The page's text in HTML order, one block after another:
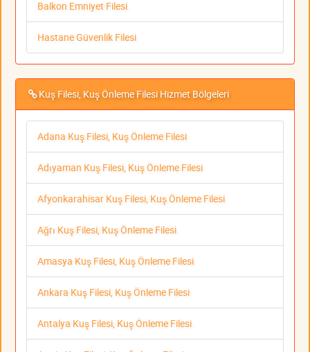
Balkon Emniyet Filesi
Hastane Güvenlik Filesi
Kuş Filesi, Kuş Önleme Filesi Hizmet Bölgeleri
Adana Kuş Filesi, Kuş Önleme Filesi
Adıyaman Kuş Filesi, Kuş Önleme Filesi
Afyonkarahisar Kuş Filesi, Kuş Önleme Filesi
Ağrı Kuş Filesi, Kuş Önleme Filesi
Amasya Kuş Filesi, Kuş Önleme Filesi
Ankara Kuş Filesi, Kuş Önleme Filesi
Antalya Kuş Filesi, Kuş Önleme Filesi